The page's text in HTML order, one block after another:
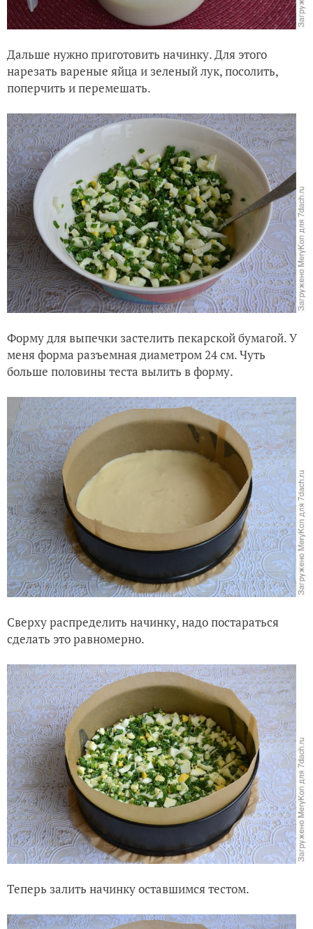
Дальше нужно приготовить начинку. Для этого
нарезать вареные яйца и зеленый лук, посолить,
поперчить и перемешать.
Форму для выпечки застелить пекарской бумагой. У
меня форма разъемная диаметром 24 см. Чуть
больше половины теста вылить в форму.
Сверху распределить начинку, надо постараться
сделать это равномерно.
Теперь залить начинку оставшимся тестом.